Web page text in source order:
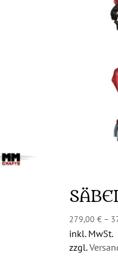
279,00€ –
inkl. MwSt.
zzgl.